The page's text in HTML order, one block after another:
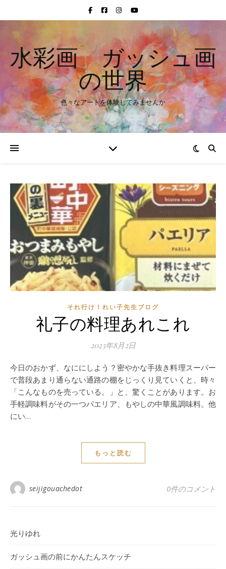
水彩画 ガッシュ画
の世界
色々なアートを体験してみませんか
それ行け！れい子先生ブログ
礼子の料理あれこれ
2023年8月2日
今日のおかず、なににしよう？密やかな手抜き料理スーパー
で普段あまり通らない通路の棚をじっくり見ていくと、時々
「こんなものを売っている。」と、驚くことがあります。お
手軽調味料がその一つパエリア、もやしの中華風調味料。他
にい…
もっと読む
seijigouachedot 0件のコメント
光りゆれ
ガッシュ画の前にかんたんスケッチ